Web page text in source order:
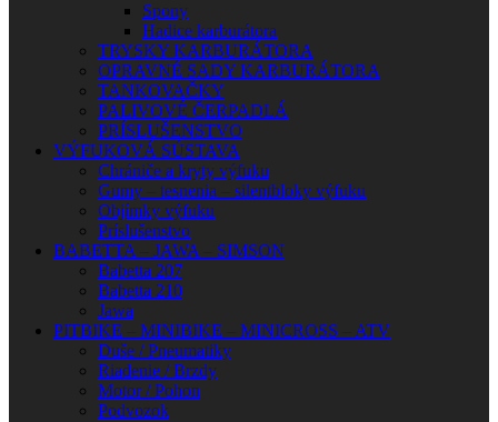
Spony
Hadice karburátora
TRYSKY KARBURÁTORA
OPRAVNÉ SADY KARBURÁTORA
TANKOVAČKY
PALIVOVÉ ČERPADLÁ
PRÍSLUŠENSTVO
VÝFUKOVÁ SÚSTAVA
Chrániče a kryty výfuku
Gumy – tesnenia – silentbloky výfuku
Objímky výfuku
Príslušenstvo
BABETTA – JAWA – SIMSON
Babetta 207
Babetta 210
Jawa
PITBIKE – MINIBIKE – MINICROSS – ATV
Duše / Pneumatiky
Riadenie / Brzdy
Motor / Pohon
Podvozok